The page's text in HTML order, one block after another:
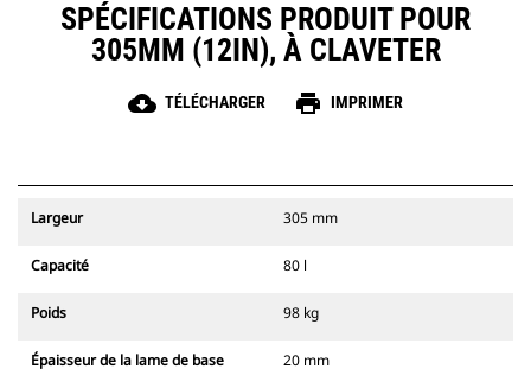
SPÉCIFICATIONS PRODUIT POUR
305MM (12IN), À CLAVETER
cloud_download TÉLÉCHARGER print IMPRIMER
Largeur 305 mm
Capacité 80 l
Poids 98 kg
Épaisseur de la lame de base 20 mm